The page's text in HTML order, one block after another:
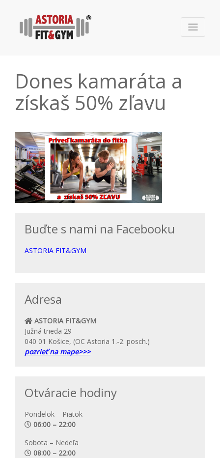
Dones kamaráta a
získaš 50% zľavu
Buďte s nami na Facebooku
ASTORIA FIT&GYM
Adresa
ASTORIA FIT&GYM
Južná trieda 29
040 01 Košice, (OC Astoria 1.-2. posch.)
pozrieť na mape>>>
Otváracie hodiny
Pondelok – Piatok
06:00 – 22:00
Sobota – Nedeľa
08:00 – 22:00